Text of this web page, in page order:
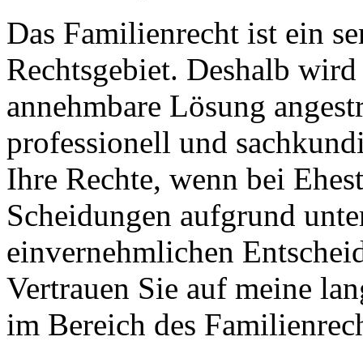
Das Familienrecht ist ein
Rechtsgebiet. Deshalb
annehmbare Lösung
professionell und
Ihre Rechte, wenn bei
Scheidungen aufgrund
einvernehmlichen
Vertrauen Sie auf meine
im Bereich des